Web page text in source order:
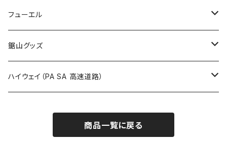
ROUTE 700～799号線
ROUTE 600～699号線
ROUTE 700～799号線
茨城県
栃木県
群馬県
撮影禁止
ホテルキーホルダー
たばこ・禁煙ステッカー
フューエル
ステッカー
鋸山グッズ
Tシャツ
ハイウェイ（PA SA 高速道路）
商品一覧に戻る